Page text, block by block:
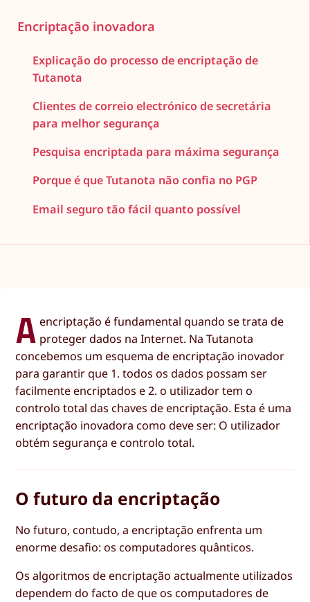
Encriptação inovadora
Explicação do processo de encriptação de
Tutanota
Clientes de correio electrónico de secretária
para melhor segurança
Pesquisa encriptada para máxima segurança
Porque é que Tutanota não confia no PGP
Email seguro tão fácil quanto possível
A encriptação é fundamental quando se trata de
proteger dados na Internet. Na Tutanota
concebemos um esquema de encriptação inovador
para garantir que 1. todos os dados possam ser
facilmente encriptados e 2. o utilizador tem o
controlo total das chaves de encriptação. Esta é uma
encriptação inovadora como deve ser: O utilizador
obtém segurança e controlo total.
O futuro da encriptação
No futuro, contudo, a encriptação enfrenta um
enorme desafio: os computadores quânticos.
Os algoritmos de encriptação actualmente utilizados
dependem do facto de que os computadores de